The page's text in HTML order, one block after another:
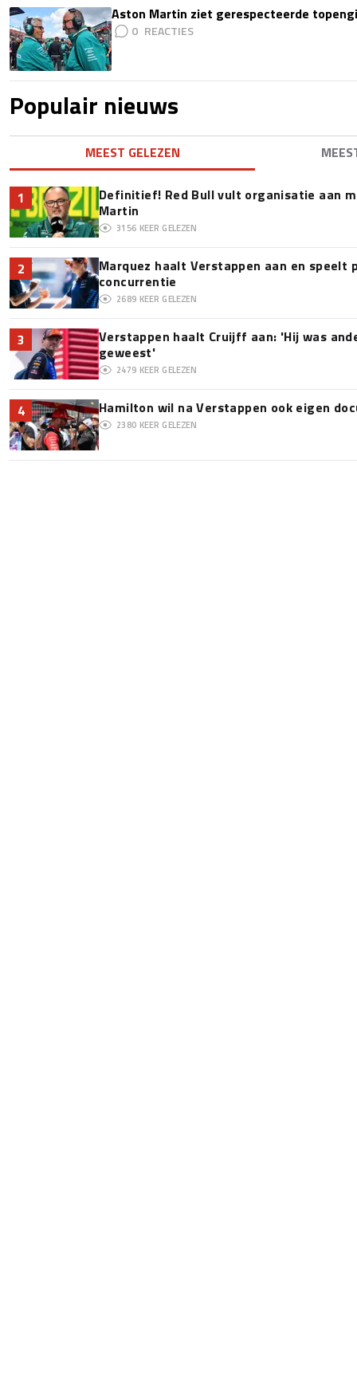
Aston Martin ziet gerespecteerde
0
Populair nieuws
MEEST GELEZEN
1
Definitief! Red Bull vult organisatie aan
Martin
3156 KEER GELEZEN
2
Marquez haalt Verstappen aan en speelt
concurrentie
2689 KEER GELEZEN
3
Verstappen haalt Cruijff aan: 'Hij was
geweest'
2479 KEER GELEZEN
4 Hamilton wil na Verstappen ook eigen
2380 KEER GELEZEN